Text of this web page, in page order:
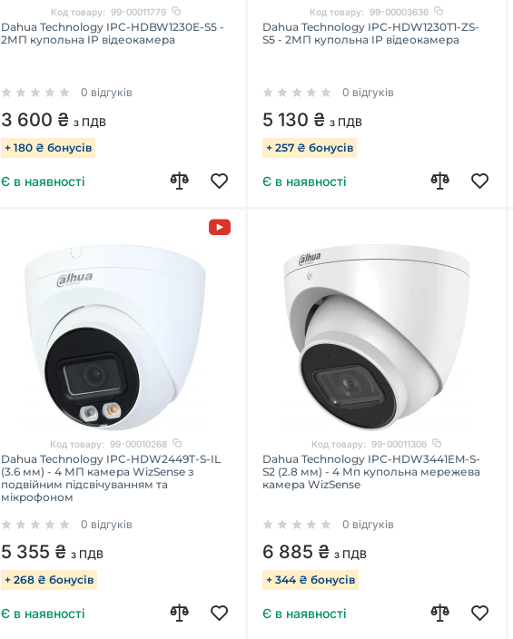
Код товару: 99-00011779
Dahua Technology IPC-HDBW1230E-S5 -
2МП купольна IP відеокамера
0 відгуків
3 600 ₴ з ПДВ
+ 180 ₴ бонусів
Є в наявності
Код товару: 99-00003636
Dahua Technology IPC-HDW1230T1-ZS-
S5 - 2МП купольна IP відеокамера
0 відгуків
5 130 ₴ з ПДВ
+ 257 ₴ бонусів
Є в наявності
Код товару: 99-00010268
Dahua Technology IPC-HDW2449T-S-IL
(3.6 мм) - 4 МП камера WizSense з
подвійним підсвічуванням та
мікрофоном
0 відгуків
5 355 ₴ з ПДВ
+ 268 ₴ бонусів
Є в наявності
Код товару: 99-00011306
Dahua Technology IPC-HDW3441EM-S-
S2 (2.8 мм) - 4 Мп купольна мережева
камера WizSense
0 відгуків
6 885 ₴ з ПДВ
+ 344 ₴ бонусів
Є в наявності